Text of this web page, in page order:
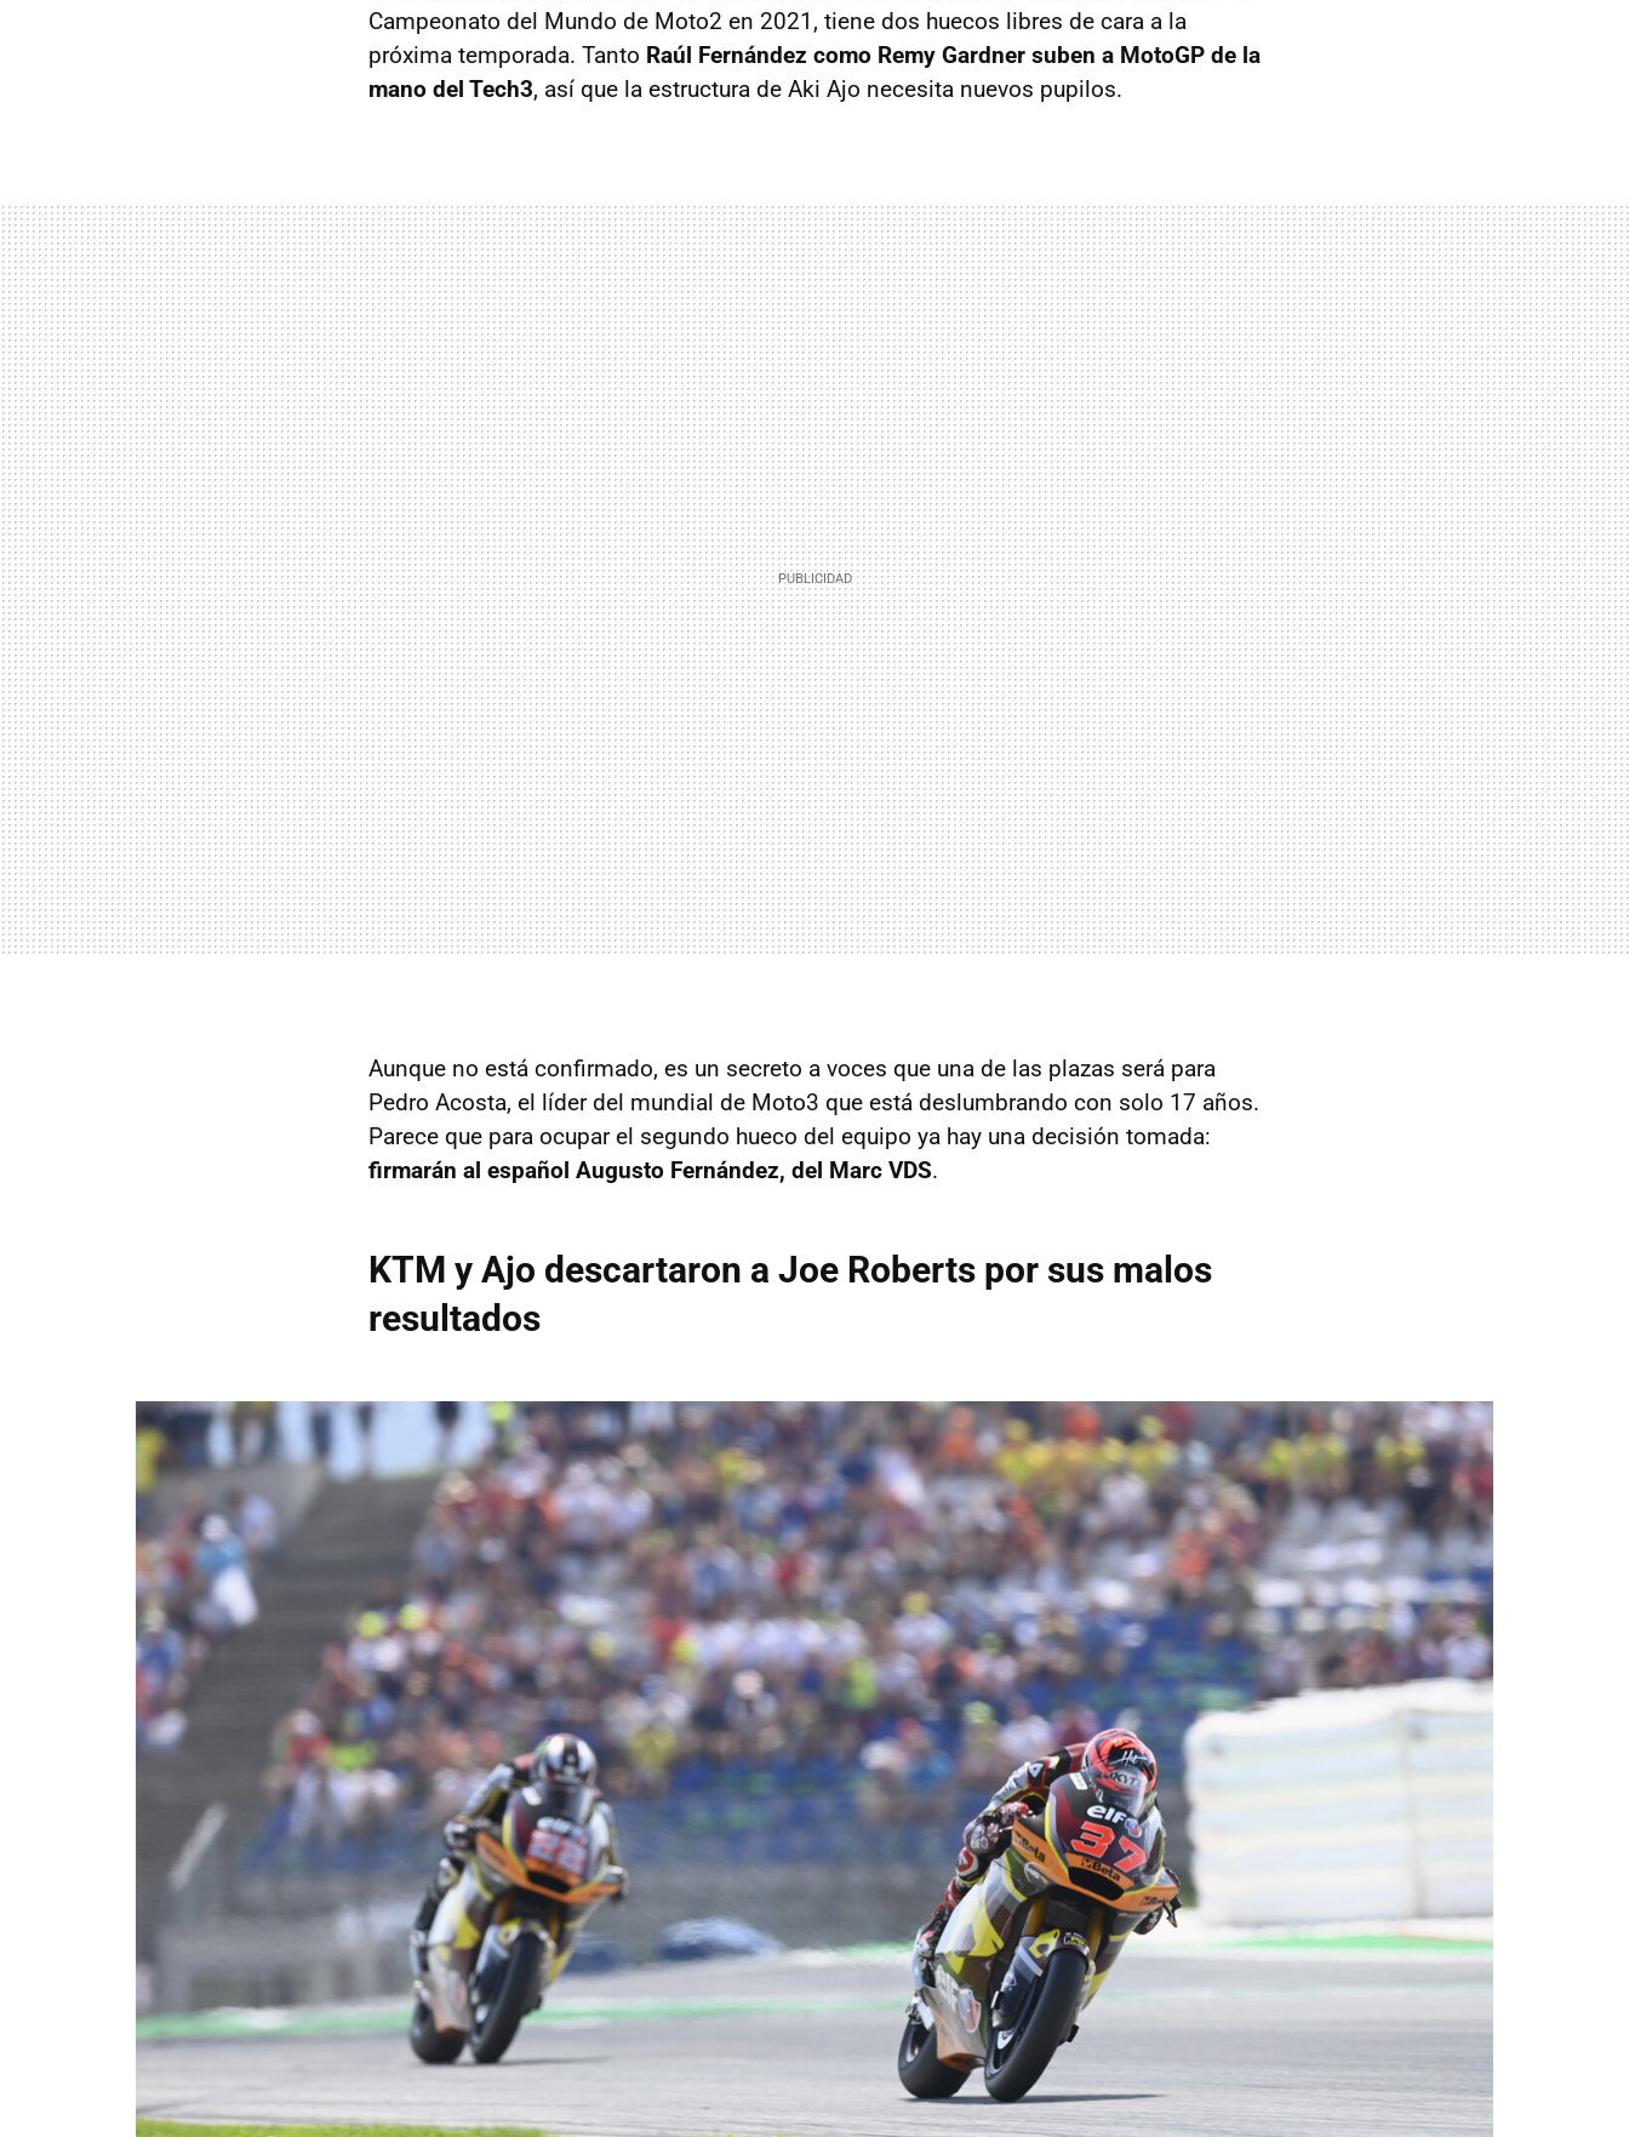
Campeonato del Mundo de Moto2 en 2021, tiene dos huecos libres de cara a la
próxima temporada. Tanto Raúl Fernández como Remy Gardner suben a MotoGP de la
mano del Tech3, así que la estructura de Aki Ajo necesita nuevos pupilos.
Aunque no está confirmado, es un secreto a voces que una de las plazas será para
Pedro Acosta, el líder del mundial de Moto3 que está deslumbrando con solo 17 años.
Parece que para ocupar el segundo hueco del equipo ya hay una decisión tomada:
firmarán al español Augusto Fernández, del Marc VDS.
KTM y Ajo descartaron a Joe Roberts por sus malos
resultados